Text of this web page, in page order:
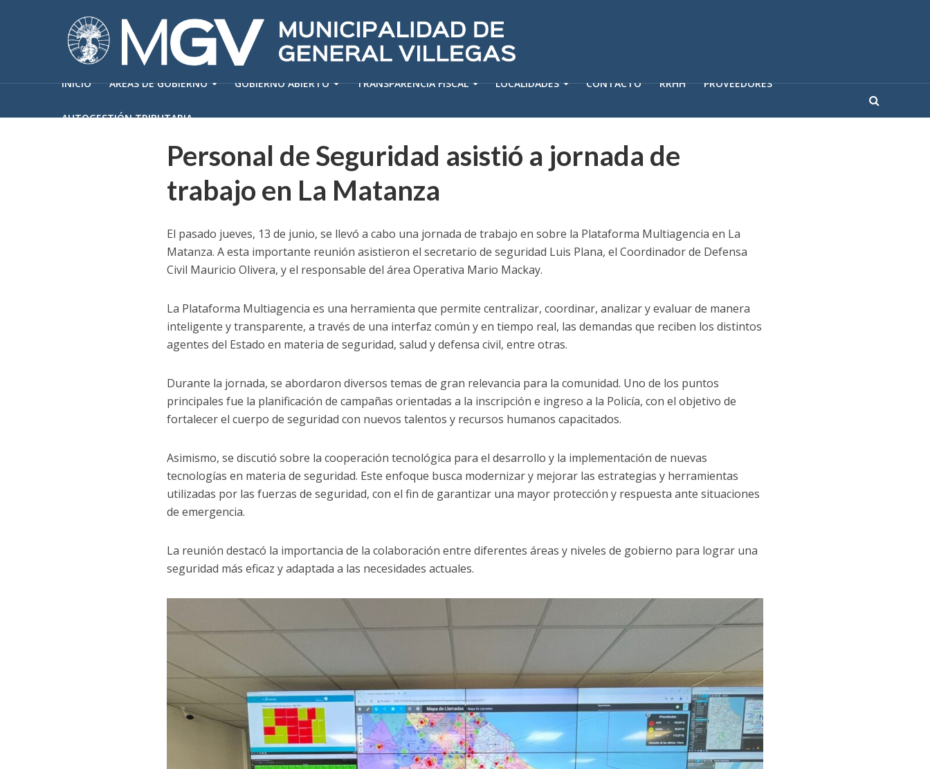
INICIO ÁREAS DE GOBIERNO GOBIERNO ABIERTO TRANSPARENCIA FISCAL LOCALIDADES CONTACTO RRHH PROVEEDORES
AUTOGESTIÓN TRIBUTARIA
Personal de Seguridad asistió a jornada de
trabajo en La Matanza
El pasado jueves, 13 de junio, se llevó a cabo una jornada de trabajo en sobre la Plataforma Multiagencia en La
Matanza. A esta importante reunión asistieron el secretario de seguridad Luis Plana, el Coordinador de Defensa
Civil Mauricio Olivera, y el responsable del área Operativa Mario Mackay.
La Plataforma Multiagencia es una herramienta que permite centralizar, coordinar, analizar y evaluar de manera
inteligente y transparente, a través de una interfaz común y en tiempo real, las demandas que reciben los distintos
agentes del Estado en materia de seguridad, salud y defensa civil, entre otras.
Durante la jornada, se abordaron diversos temas de gran relevancia para la comunidad. Uno de los puntos
principales fue la planificación de campañas orientadas a la inscripción e ingreso a la Policía, con el objetivo de
fortalecer el cuerpo de seguridad con nuevos talentos y recursos humanos capacitados.
Asimismo, se discutió sobre la cooperación tecnológica para el desarrollo y la implementación de nuevas
tecnologías en materia de seguridad. Este enfoque busca modernizar y mejorar las estrategias y herramientas
utilizadas por las fuerzas de seguridad, con el fin de garantizar una mayor protección y respuesta ante situaciones
de emergencia.
La reunión destacó la importancia de la colaboración entre diferentes áreas y niveles de gobierno para lograr una
seguridad más eficaz y adaptada a las necesidades actuales.